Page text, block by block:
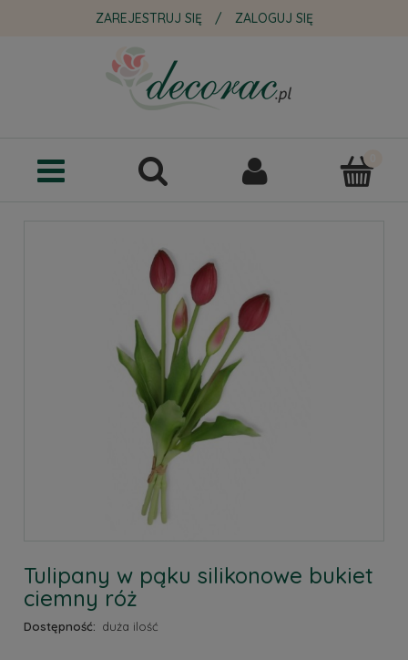
ZAREJESTRUJ SIĘ / ZALOGUJ SIĘ
Tulipany w pąku silikonowe bukiet
ciemny róż
Dostępność: duża ilość